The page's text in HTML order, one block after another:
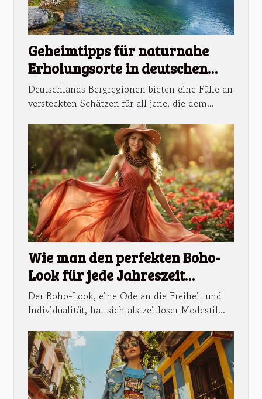
Geheimtipps für naturnahe
Erholungsorte in deutschen
Bergregionen
Deutschlands Bergregionen bieten eine Fülle an
versteckten Schätzen für all jene, die dem...
Wie man den perfekten Boho-
Look für jede Jahreszeit
zusammenstellt
Der Boho-Look, eine Ode an die Freiheit und
Individualität, hat sich als zeitloser Modestil...